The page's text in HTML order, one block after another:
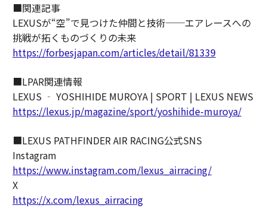
■関連記事
LEXUSが“空”で見つけた仲間と技術──エアレースへの
挑戦が拓くものづくりの未来
https://forbesjapan.com/articles/detail/81339
■LPAR関連情報
LEXUS ‐ YOSHIHIDE MUROYA | SPORT | LEXUS NEWS
https://lexus.jp/magazine/sport/yoshihide-muroya/
■LEXUS PATHFINDER AIR RACING公式SNS
Instagram
https://www.instagram.com/lexus_airracing/
X
https://x.com/lexus_airracing